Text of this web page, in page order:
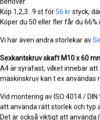
Köp 1,2,3...9 st för 56 krstyck,
Köper du 50 eller fler får du
Vi har även andra storlekar av
Sexkantskruv skaft M10 x 60
A4 är syrafast, vilket innebär
maskinskruv kan t ex användas
Vid montering av ISO 4014 /
att använda rätt storlek och typ
Det är också viktigt att